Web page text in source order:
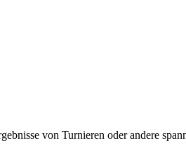
von Turnieren oder andere